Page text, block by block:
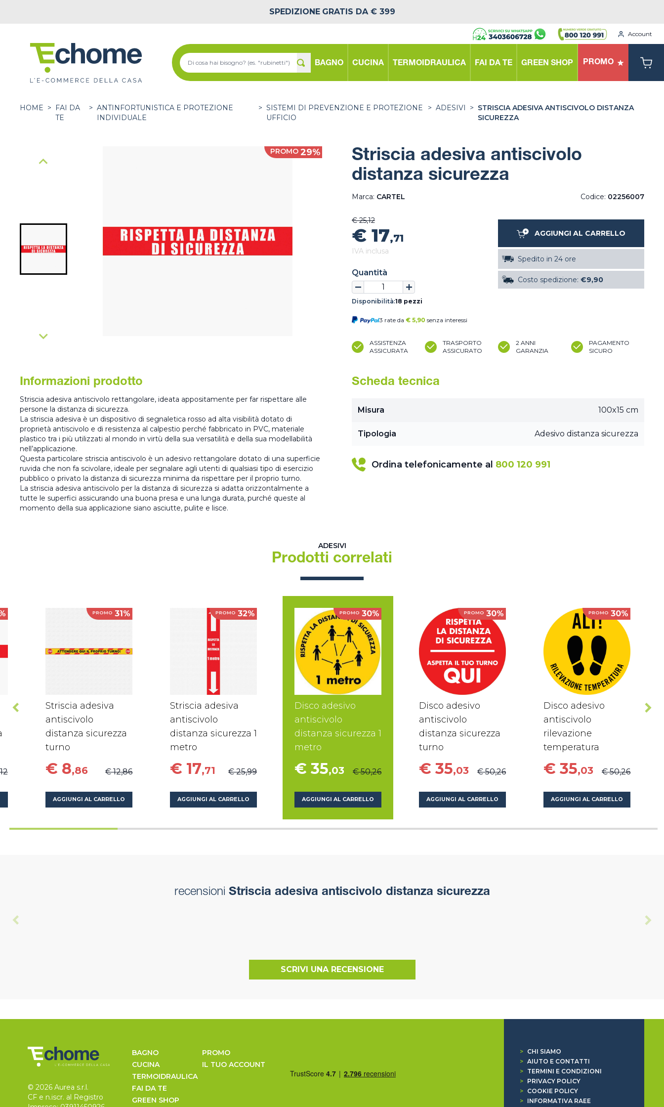
SPEDIZIONE GRATIS DA € 399
Account
BAGNO CUCINA TERMOIDRAULICA FAI DA TE GREEN SHOP PROMO
HOME >
FAI DA
TE
> ANTINFORTUNISTICA E PROTEZIONE
INDIVIDUALE
> SISTEMI DI PREVENZIONE E PROTEZIONE
UFFICIO
> ADESIVI > STRISCIA ADESIVA ANTISCIVOLO DISTANZA
SICUREZZA
PROMO 29%
Striscia adesiva antiscivolo
distanza sicurezza
Marca: CARTEL Codice: 02256007
€ 25,12
€ 17,71
IVA inclusa
Quantità
Disponibilità:18 pezzi
3 rate da € 5,90 senza interessi
AGGIUNGI AL CARRELLO
Spedito in 24 ore
Costo spedizione: €9,90
ASSISTENZA
ASSICURATA
TRASPORTO
ASSICURATO
2 ANNI
GARANZIA
PAGAMENTO
SICURO
Informazioni prodotto
Striscia adesiva antiscivolo rettangolare, ideata appositamente per far rispettare alle
persone la distanza di sicurezza.
La striscia adesiva è un dispositivo di segnaletica rosso ad alta visibilità dotato di
proprietà antiscivolo e di resistenza al calpestio perché fabbricato in PVC, materiale
plastico tra i più utilizzati al mondo in virtù della sua versatilità e della sua modellabilità
nell’applicazione.
Questa particolare striscia antiscivolo è un adesivo rettangolare dotato di una superficie
ruvida che non fa scivolare, ideale per segnalare agli utenti di qualsiasi tipo di esercizio
pubblico o privato la distanza di sicurezza minima da rispettare per il proprio turno.
La striscia adesiva antiscivolo per la distanza di sicurezza si adatta orizzontalmente a
tutte le superfici assicurando una buona presa e una lunga durata, purché queste al
momento della sua applicazione siano asciutte, pulite e lisce.
Scheda tecnica
Misura 100x15 cm
Tipologia Adesivo distanza sicurezza
Ordina telefonicamente al 800 120 991
ADESIVI
Prodotti correlati
PROMO 31%
Striscia adesiva
antiscivolo
distanza sicurezza
turno
€ 8,86 € 12,86
AGGIUNGI AL CARRELLO
PROMO 32%
Striscia adesiva
antiscivolo
distanza sicurezza 1
metro
€ 17,71 € 25,99
AGGIUNGI AL CARRELLO
PROMO 30%
Disco adesivo
antiscivolo
distanza sicurezza 1
metro
€ 35,03 € 50,26
AGGIUNGI AL CARRELLO
PROMO 30%
Disco adesivo
antiscivolo
distanza sicurezza
turno
€ 35,03 € 50,26
AGGIUNGI AL CARRELLO
PROMO 30%
Disco adesivo
antiscivolo
rilevazione
temperatura
€ 35,03 € 50,26
AGGIUNGI AL CARRELLO
recensioni Striscia adesiva antiscivolo distanza sicurezza
SCRIVI UNA RECENSIONE
© 2026 Aurea s.r.l.
CF e n.iscr. al Registro
BAGNO
CUCINA
TERMOIDRAULICA
FAI DA TE
GREEN SHOP
PROMO
IL TUO ACCOUNT
>
CHI SIAMO
> AIUTO E CONTATTI
>
TERMINI E CONDIZIONI
>
PRIVACY POLICY
>
COOKIE POLICY
>
INFORMATIVA RAEE